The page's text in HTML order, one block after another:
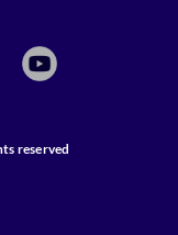
reserved